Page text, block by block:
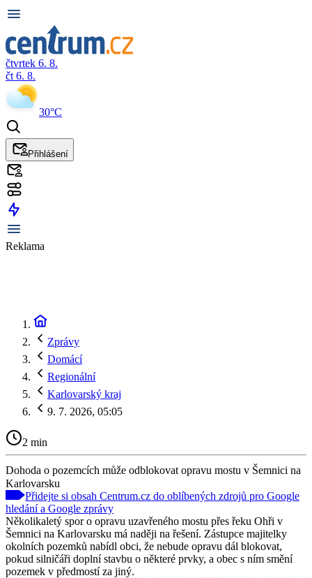
čtvrtek 6. 8.
čt 6. 8.
30°C
Přihlášení
Reklama
Zprávy
Domácí
Regionální
Karlovarský kraj
9. 7. 2026, 05:05
2 min
Dohoda o pozemcích může odblokovat opravu mostu v Šemnici na
Karlovarsku
Přidejte si obsah Centrum.cz do oblíbených zdrojů pro Google
hledání a Google zprávy
Několikaletý spor o opravu uzavřeného mostu přes řeku Ohři v
Šemnici na Karlovarsku má naději na řešení. Zástupce majitelky
okolních pozemků nabídl obci, že nebude opravu dál blokovat,
pokud silničáři doplní stavbu o některé prvky, a obec s ním smění
pozemek v předmostí za jiný.